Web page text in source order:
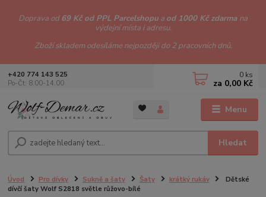
Doprava od69 Kč od PPL Parcelshopu a od 1000 Kč zdarma na
výdejní místa i adresu.
Zboží skladem odesíláme nejpozději do 2 pracovních dnů.
Menu
Hledat
+420 774 143 525
Po-Čt: 8.00-14.00
0 ks
za 0,00 Kč
Úvod Pro dívky Sukně a šaty Šaty krátký rukáv
Dětské
dívčí šaty Wolf S2818 světle růžovo-bílé